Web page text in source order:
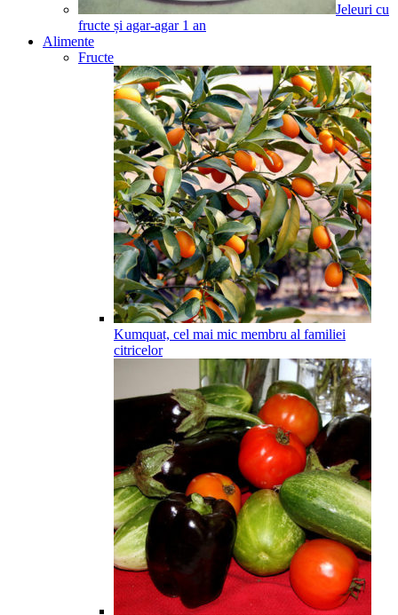
Jeleuri cu
fructe și agar-agar 1 an
Alimente
Fructe
Kumquat, cel mai mic membru al familiei
citricelor